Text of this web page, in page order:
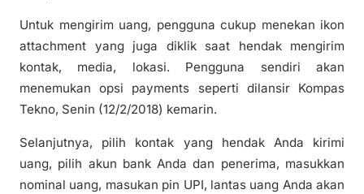
Untuk mengirim uang, pengguna cukup menekan ikon
attachment yang juga diklik saat hendak mengirim
kontak, media, lokasi. Pengguna sendiri akan
menemukan opsi payments seperti dilansir Kompas
Tekno, Senin (12/2/2018) kemarin.
Selanjutnya, pilih kontak yang hendak Anda kirimi
uang, pilih akun bank Anda dan penerima, masukkan
nominal uang, masukan pin UPI, lantas uang Anda akan